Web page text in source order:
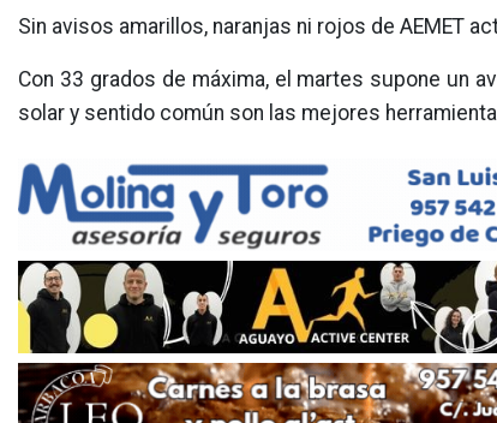
Sin avisos amarillos, naranjas ni rojos de AEMET
Con 33 grados de máxima, el martes supone un
solar y sentido común son las mejores